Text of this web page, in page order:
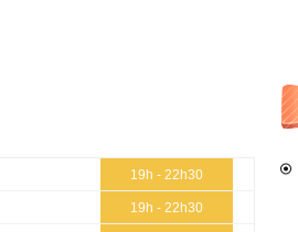
19h - 22h30
19h - 22h30